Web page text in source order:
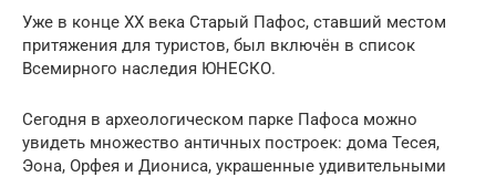
Уже в конце XX века Старый Пафос, ставший местом
притяжения для туристов, был включён в список
Всемирного наследия ЮНЕСКО.
Сегодня в археологическом парке Пафоса можно
увидеть множество античных построек: дома Тесея,
Эона, Орфея и Диониса, украшенные удивительными